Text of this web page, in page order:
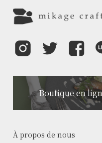
Boutique en
À propos de nous